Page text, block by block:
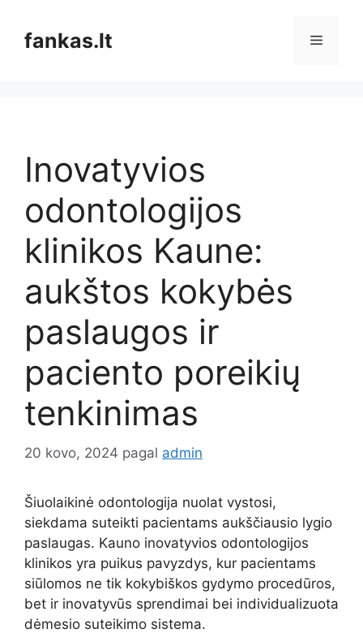
turiniofankas.lt Meniu
Inovatyvios
odontologijos
klinikos Kaune:
aukštos kokybės
paslaugos ir
paciento poreikių
tenkinimas
20 kovo, 2024 pagal admin
Šiuolaikinė odontologija nuolat vystosi,
siekdama suteikti pacientams aukščiausio lygio
paslaugas. Kauno inovatyvios odontologijos
klinikos yra puikus pavyzdys, kur pacientams
siūlomos ne tik kokybiškos gydymo procedūros,
bet ir inovatyvūs sprendimai bei individualizuota
dėmesio suteikimo sistema.